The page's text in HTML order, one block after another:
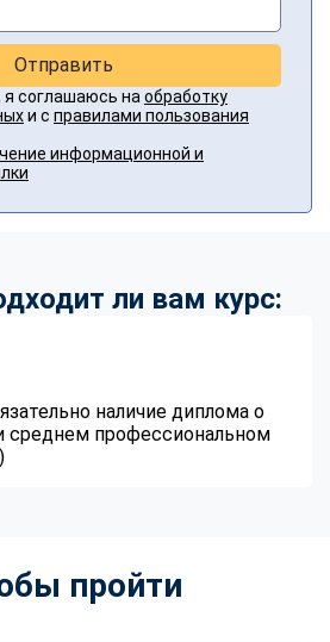
Отправить
я соглашаюсь на обработку
и с правилами пользования
информационной и
ли вам курс:
наличие диплома о
профессиональном
пройти